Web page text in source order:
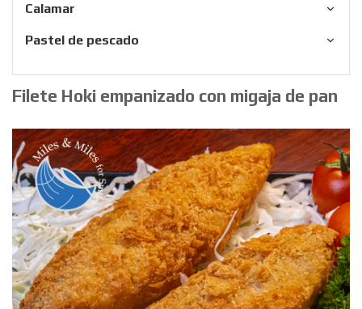
Calamar
Pastel de pescado
Filete Hoki empanizado con migaja de pan